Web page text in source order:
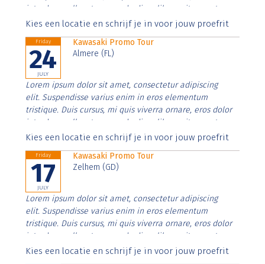
interdum nulla, ut commodo diam libero vitae erat.
Aenean faucibus nibh et justo cursus id rutrum lorem
Kies een locatie en schrijf je in voor jouw proefrit
Friday
24
JULY
Kawasaki Promo Tour
Almere (FL)
Lorem ipsum dolor sit amet, consectetur adipiscing
elit. Suspendisse varius enim in eros elementum
tristique. Duis cursus, mi quis viverra ornare, eros dolor
interdum nulla, ut commodo diam libero vitae erat.
Aenean faucibus nibh et justo cursus id rutrum lorem
Kies een locatie en schrijf je in voor jouw proefrit
Friday
17
JULY
Kawasaki Promo Tour
Zelhem (GD)
Lorem ipsum dolor sit amet, consectetur adipiscing
elit. Suspendisse varius enim in eros elementum
tristique. Duis cursus, mi quis viverra ornare, eros dolor
interdum nulla, ut commodo diam libero vitae erat.
Aenean faucibus nibh et justo cursus id rutrum lorem
Kies een locatie en schrijf je in voor jouw proefrit